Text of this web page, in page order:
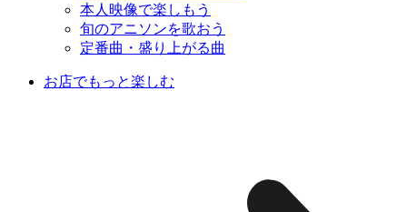
本人映像で楽しもう
旬のアニソンを歌おう
定番曲・盛り上がる曲
お店でもっと楽しむ